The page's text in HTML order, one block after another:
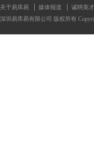
关于易库易 媒体报道 诚聘英才
深圳易库易有限公司 版权所有